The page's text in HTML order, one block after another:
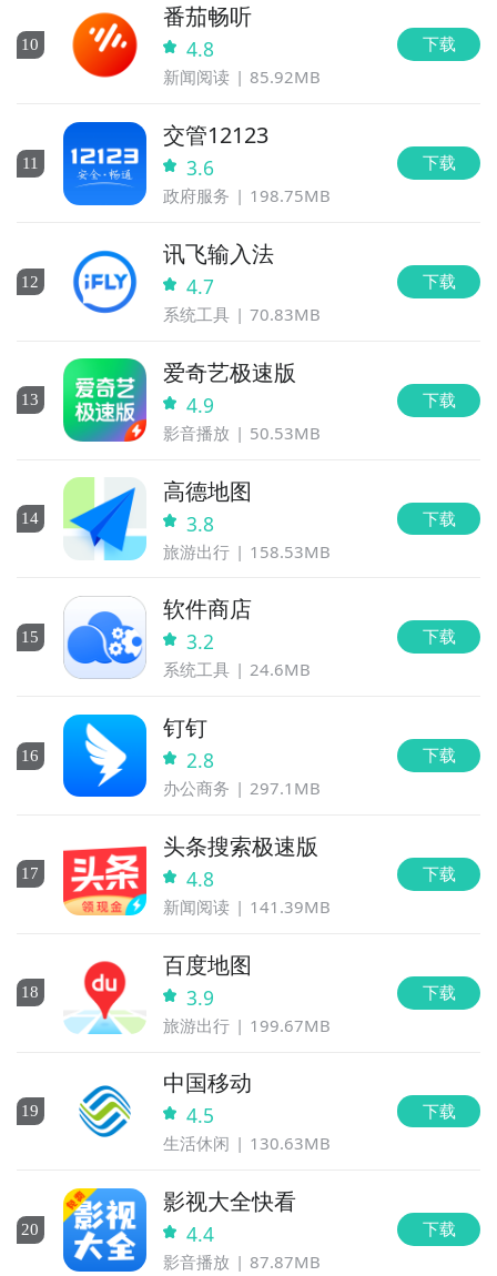
10
番茄畅听
4.8
新闻阅读 85.92MB
下载
11
交管12123
3.6
政府服务 198.75MB
下载
12
讯飞输入法
4.7
系统工具 70.83MB
下载
13
爱奇艺极速版
4.9
影音播放 50.53MB
下载
14
高德地图
3.8
旅游出行 158.53MB
下载
15
软件商店
3.2
系统工具 24.6MB
下载
16
钉钉
2.8
办公商务 297.1MB
下载
17
头条搜索极速版
4.8
新闻阅读 141.39MB
下载
18
百度地图
3.9
旅游出行 199.67MB
下载
19
中国移动
4.5
生活休闲 130.63MB
下载
20
影视大全快看
4.4
影音播放 87.87MB
下载